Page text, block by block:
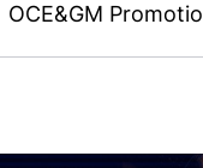
OCE&GM